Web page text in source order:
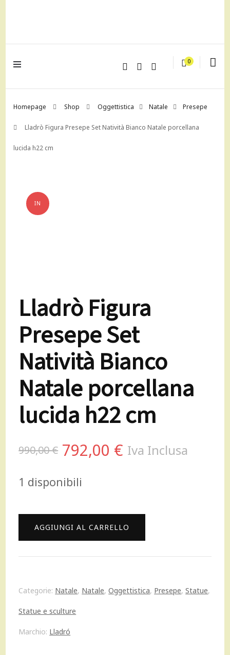
0
Homepage Shop Oggettistica Natale Presepe
Lladrò Figura Presepe Set Natività Bianco Natale porcellana
lucida h22 cm
IN
Lladrò Figura
Presepe Set
Natività Bianco
Natale porcellana
lucida h22 cm
990,00€ Il
era:
990,00 €.
792,00 € Il
è:
792,00 €.
Iva Inclusa
1 disponibili
Lladrò
Figura
Presepe
Natività
AGGIUNGI AL CARRELLO
Categorie: Natale, Natale,Oggettistica, Presepe,Statue,
Statue e sculture
Marchio: Lladró